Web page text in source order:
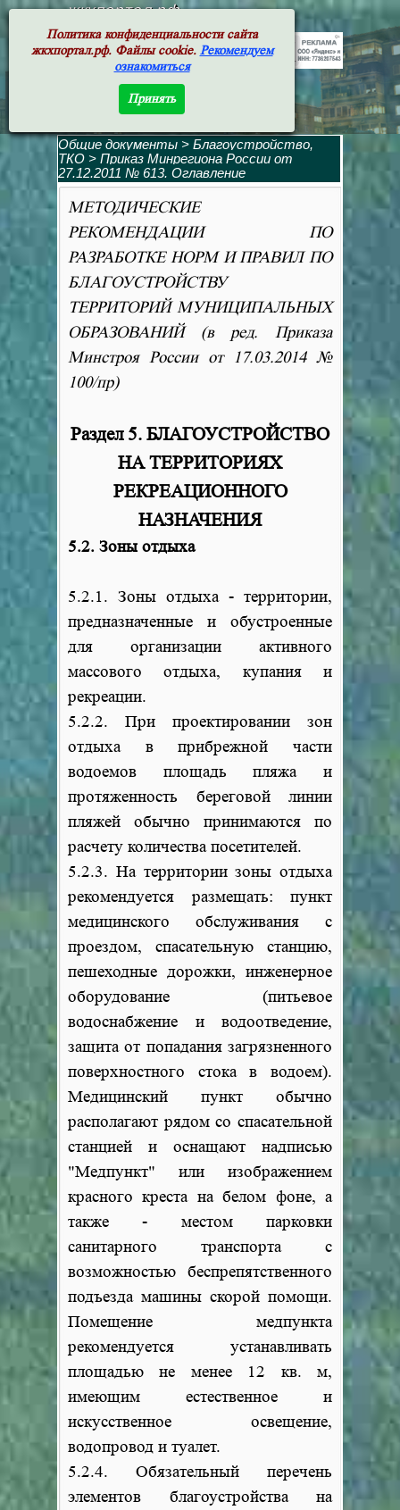
жкхпортал.рф
Общие документы > Благоустройство,
ТКО > Приказ Минрегиона России от
27.12.2011 № 613. Оглавление
МЕТОДИЧЕСКИЕ
РЕКОМЕНДАЦИИ ПО
РАЗРАБОТКЕ НОРМ И ПРАВИЛ ПО
БЛАГОУСТРОЙСТВУ
ТЕРРИТОРИЙ МУНИЦИПАЛЬНЫХ
ОБРАЗОВАНИЙ (в ред. Приказа
Минстроя России от 17.03.2014 №
100/пр)
Раздел 5. БЛАГОУСТРОЙСТВО
НА ТЕРРИТОРИЯХ
РЕКРЕАЦИОННОГО
НАЗНАЧЕНИЯ
5.2. Зоны отдыха
5.2.1. Зоны отдыха - территории,
предназначенные и обустроенные
для организации активного
массового отдыха, купания и
рекреации.
5.2.2. При проектировании зон
отдыха в прибрежной части
водоемов площадь пляжа и
протяженность береговой линии
пляжей обычно принимаются по
расчету количества посетителей.
5.2.3. На территории зоны отдыха
рекомендуется размещать: пункт
медицинского обслуживания с
проездом, спасательную станцию,
пешеходные дорожки, инженерное
оборудование (питьевое
водоснабжение и водоотведение,
защита от попадания загрязненного
поверхностного стока в водоем).
Медицинский пункт обычно
располагают рядом со спасательной
станцией и оснащают надписью
"Медпункт" или изображением
красного креста на белом фоне, а
также - местом парковки
санитарного транспорта с
возможностью беспрепятственного
подъезда машины скорой помощи.
Помещение медпункта
рекомендуется устанавливать
площадью не менее 12 кв. м,
имеющим естественное и
искусственное освещение,
водопровод и туалет.
5.2.4. Обязательный перечень
элементов благоустройства на
Политика конфиденциальности сайта
жкхпортал.рф. Файлы cookie. Рекомендуем
ознакомиться
Принять